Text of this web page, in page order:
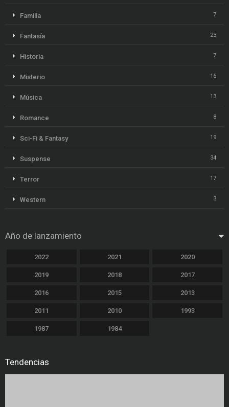
Familia 7
Fantasía 23
Historia 7
Misterio 16
Música 13
Romance 8
Sci-Fi & Fantasy 19
Suspense 34
Terror 17
Western 3
Año de lanzamiento
2022 2021 2020
2019 2018 2017
2016 2015 2013
2011 2010 1993
1987 1984
Tendencias